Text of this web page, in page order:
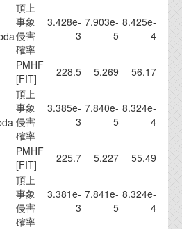
合わせページから
お問い合わせ頂き
ます。アカウント
です。
頂上
事象
侵害
確率
3.428e-
3
7.903e-
5
8.425e-
4
PMHF
[FIT]
228.5 5.269 56.17
頂上
事象
侵害
確率
3.385e-
3
7.840e-
5
8.324e-
4
PMHF
[FIT]
225.7 5.227 55.49
頂上
事象
侵害
確率
3.381e-
3
7.841e-
5
8.324e-
4